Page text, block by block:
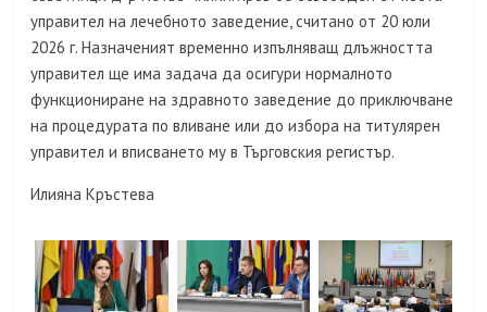
управител на лечебното заведение, считано от 20 юли
2026 г. Назначеният временно изпълняващ длъжността
управител ще има задача да осигури нормалното
функциониране на здравното заведение до приключване
на процедурата по вливане или до избора на титулярен
управител и вписването му в Търговския регистър.
Илияна Кръстева